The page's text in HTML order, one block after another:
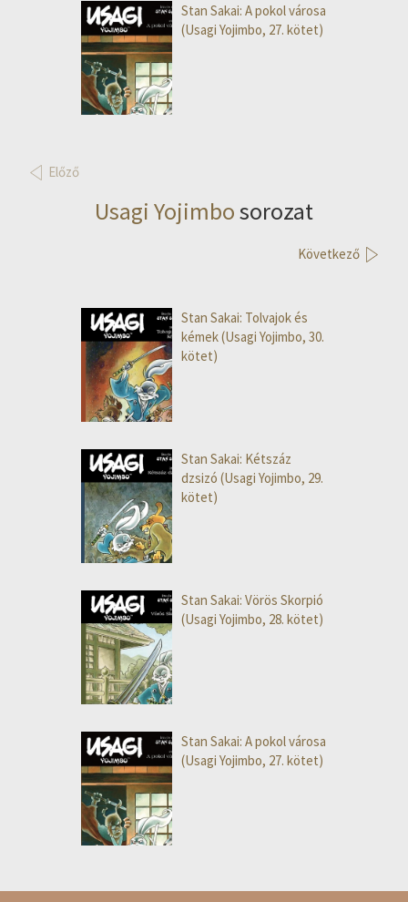
Stan Sakai: A pokol városa
(Usagi Yojimbo, 27. kötet)
Előző
Usagi Yojimbosorozat
Következő
Stan Sakai: Tolvajok és
kémek (Usagi Yojimbo, 30.
kötet)
Stan Sakai: Kétszáz
dzsizó (Usagi Yojimbo, 29.
kötet)
Stan Sakai: Vörös Skorpió
(Usagi Yojimbo, 28. kötet)
Stan Sakai: A pokol városa
(Usagi Yojimbo, 27. kötet)